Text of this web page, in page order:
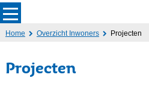
Home Overzicht Inwoners Projecten
Projecten